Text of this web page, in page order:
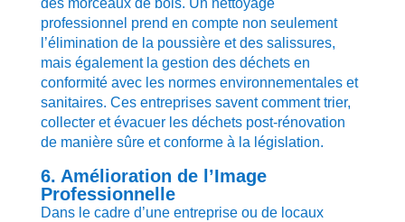
des morceaux de bois. Un nettoyage
professionnel prend en compte non seulement
l’élimination de la poussière et des salissures,
mais également la gestion des déchets en
conformité avec les normes environnementales et
sanitaires. Ces entreprises savent comment trier,
collecter et évacuer les déchets post-rénovation
de manière sûre et conforme à la législation.
6. Amélioration de l’Image
Professionnelle
Dans le cadre d’une entreprise ou de locaux